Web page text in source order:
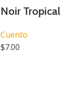
Noir Tropical
Cuento
$7.00